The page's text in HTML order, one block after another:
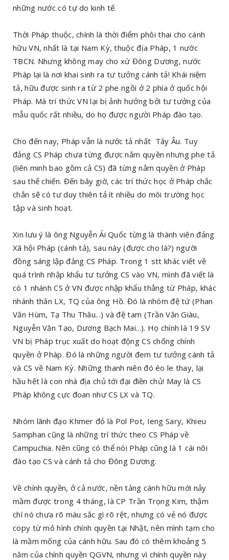
những nước có tự do kinh tế.
Thời Pháp thuộc, chính là thời điểm phôi thai cho cánh
hữu VN, nhất là tại Nam Kỳ, thuộc địa Pháp, 1 nước
TBCN. Nhưng không may cho xứ Đông Dương, nước
Pháp lại là nơi khai sinh ra tư tưởng cánh tả! Khái niệm
tả, hữu được sinh ra từ 2 phe ngồi ở 2 phía ở quốc hội
Pháp. Mà trí thức VN lại bị ảnh hưởng bởi tư tưởng của
mẫu quốc rất nhiều, do họ được người Pháp đào tạo.
Cho đến nay, Pháp vẫn là nước tả nhất Tây Âu. Tuy
đảng CS Pháp chưa từng được nắm quyền nhưng phe tả
(liên minh bao gồm cả CS) đã từng nắm quyền ở Pháp
sau thế chiến. Đến bây giờ, các trí thức học ở Pháp chắc
chắn sẽ có tư duy thiên tả ít nhiều do môi trường học
tập và sinh hoạt.
Xin lưu ý là ông Nguyễn Ái Quốc từng là thành viên đảng
Xã hội Pháp (cánh tả), sau này (được cho là?) người
đồng sáng lập đảng CS Pháp. Trong 1 stt khác viết về
quá trình nhập khẩu tư tưởng CS vào VN, mình đã viết là
có 1 nhánh CS ở VN được nhập khẩu thẳng từ Pháp, khác
nhánh thân LX, TQ của ông Hồ. Đó là nhóm đệ tứ (Phan
Văn Hùm, Tạ Thu Thâu...) và đệ tam (Trần Văn Giàu,
Nguyễn Văn Tạo, Dương Bạch Mai...). Họ chính là 19 SV
VN bị Pháp trục xuất do hoạt động CS chống chính
quyền ở Pháp. Đó là những người đem tư tưởng cánh tả
và CS về Nam Kỳ. Những thanh niên đó éo le thay, lại
hầu hết là con nhà địa chủ tới đại điền chủ! May là CS
Pháp không cực đoan như CS LX và TQ.
Nhóm lãnh đạo Khmer đỏ là Pol Pot, Ieng Sary, Khieu
Samphan cũng là những trí thức theo CS Pháp về
Campuchia. Nên cũng có thể nói Pháp cũng là 1 cái nôi
đào tạo CS và cánh tả cho Đông Dương.
Về chính quyền, ở cả nước, nền tảng cánh hữu mới nảy
mầm được trong 4 tháng, là CP Trần Trọng Kim, thậm
chí nó chưa rõ màu sắc gì rõ rệt, nhưng có vẻ nó được
copy từ mô hình chính quyền tại Nhật, nên mình tạm cho
là mầm mống của cánh hữu. Sau đó có thêm khoảng 5
năm của chính quyền QGVN, nhưng vì chính quyền này